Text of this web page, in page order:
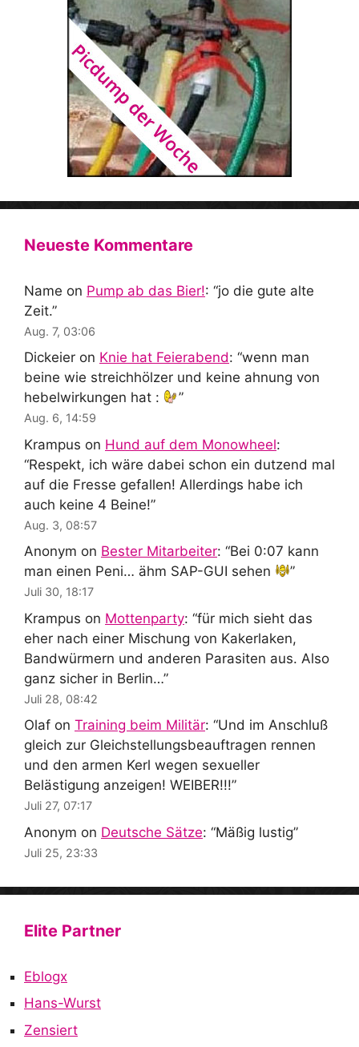
Neueste Kommentare
Name on Pump ab das Bier!: “jo die gute alte
Zeit.”
Aug. 7, 03:06
Dickeier on Knie hat Feierabend: “wenn man
beine wie streichhölzer und keine ahnung von
hebelwirkungen hat :
”
Aug. 6, 14:59
Krampus on Hund auf dem Monowheel:
“Respekt, ich wäre dabei schon ein dutzend mal
auf die Fresse gefallen! Allerdings habe ich
auch keine 4 Beine!”
Aug. 3, 08:57
Anonym on Bester Mitarbeiter: “Bei 0:07 kann
man einen Peni… ähm SAP-GUI sehen
”
Juli 30, 18:17
Krampus on Mottenparty: “für mich sieht das
eher nach einer Mischung von Kakerlaken,
Bandwürmern und anderen Parasiten aus. Also
ganz sicher in Berlin…”
Juli 28, 08:42
Olaf on Training beim Militär: “Und im Anschluß
gleich zur Gleichstellungsbeauftragen rennen
und den armen Kerl wegen sexueller
Belästigung anzeigen! WEIBER!!!”
Juli 27, 07:17
Anonym on Deutsche Sätze: “Mäßig lustig”
Juli 25, 23:33
Elite Partner
Eblogx
Hans-Wurst
Zensiert